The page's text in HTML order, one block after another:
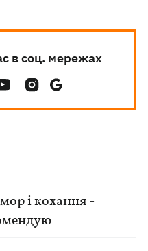
в соц. мережах
і кохання -